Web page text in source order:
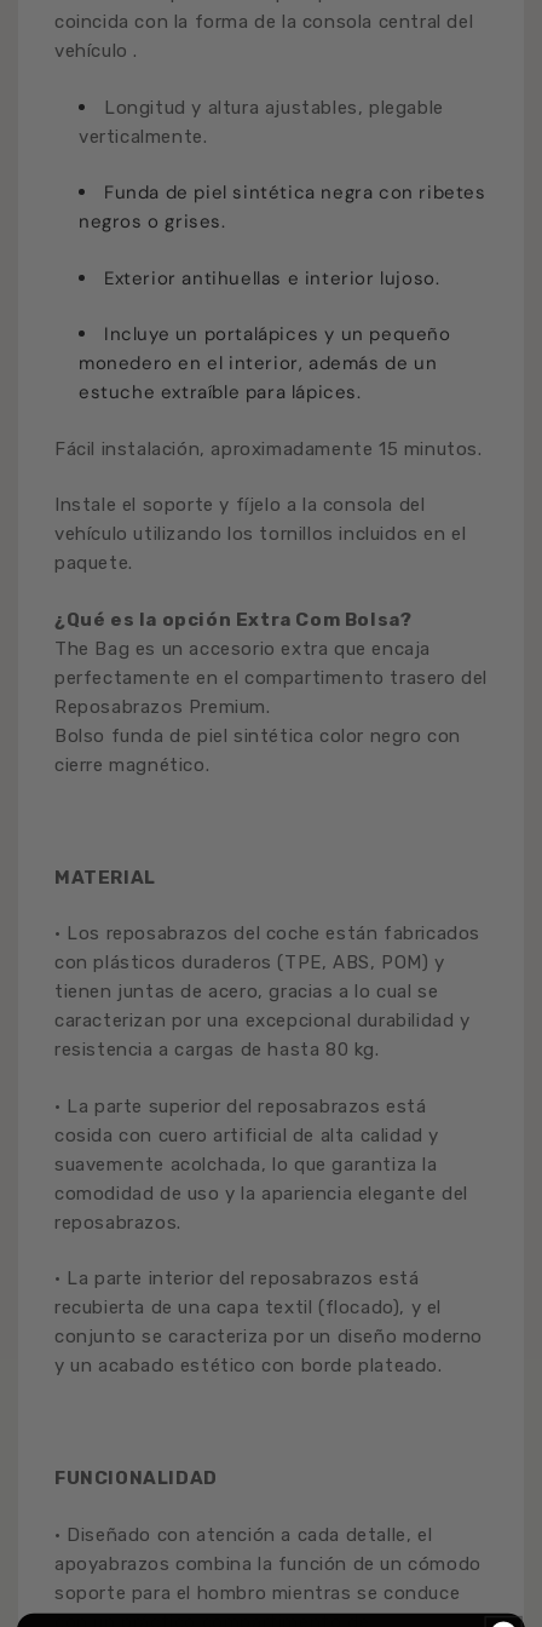
coincida con la forma de la consola central del
vehículo .
Longitud y altura ajustables, plegable
verticalmente.
Funda de piel sintética negra con ribetes
negros o grises.
Exterior antihuellas e interior lujoso.
Incluye un portalápices y un pequeño
monedero en el interior, además de un
estuche extraíble para lápices.
Fácil instalación, aproximadamente 15 minutos.
Instale el soporte y fíjelo a la consola del
vehículo utilizando los tornillos incluidos en el
paquete.
¿Qué es la opción Extra Com Bolsa?
The Bag es un accesorio extra que encaja
perfectamente en el compartimento trasero del
Reposabrazos Premium.
Bolso funda de piel sintética color negro con
cierre magnético.
MATERIAL
• Los reposabrazos del coche están fabricados
con plásticos duraderos (TPE, ABS, POM) y
tienen juntas de acero, gracias a lo cual se
caracterizan por una excepcional durabilidad y
resistencia a cargas de hasta 80 kg.
• La parte superior del reposabrazos está
cosida con cuero artificial de alta calidad y
suavemente acolchada, lo que garantiza la
comodidad de uso y la apariencia elegante del
reposabrazos.
• La parte interior del reposabrazos está
recubierta de una capa textil (flocado), y el
conjunto se caracteriza por un diseño moderno
y un acabado estético con borde plateado.
FUNCIONALIDAD
• Diseñado con atención a cada detalle, el
apoyabrazos combina la función de un cómodo
soporte para el hombro mientras se conduce